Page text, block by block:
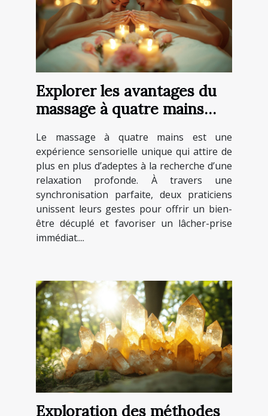
Explorer les avantages du
massage à quatre mains
Le massage à quatre mains est une
expérience sensorielle unique qui attire de
plus en plus d’adeptes à la recherche d’une
relaxation profonde. À travers une
synchronisation parfaite, deux praticiens
unissent leurs gestes pour offrir un bien-
être décuplé et favoriser un lâcher-prise
immédiat....
Exploration des méthodes